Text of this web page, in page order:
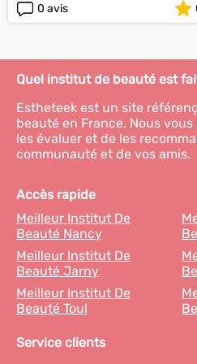
0 avis
Quel institut de beauté est
Estheteek est un site
beauté en France. Nous
les évaluer et de les
communauté et de vos amis.
Accès rapide
Meilleur Institut De
Beauté Nancy
Meilleur Institut De
Beauté Jarny
Meilleur Institut De
Beauté Toul
Service clients